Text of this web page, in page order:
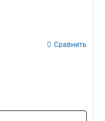
Сравнить